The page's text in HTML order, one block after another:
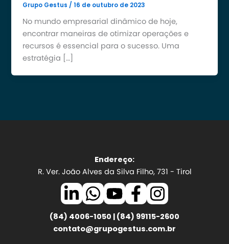
Grupo Gestus /16 de outubro de 2023
No mundo empresarial dinâmico de hoje,
encontrar maneiras de otimizar operações e
recursos é essencial para o sucesso. Uma
estratégia […]
Endereço:
R. Ver. João Alves da Silva Filho, 731 - Tirol
(84) 4006-1050 | (84) 99115-2600
contato@grupogestus.com.br